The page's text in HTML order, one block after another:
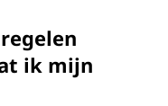
ik mijn